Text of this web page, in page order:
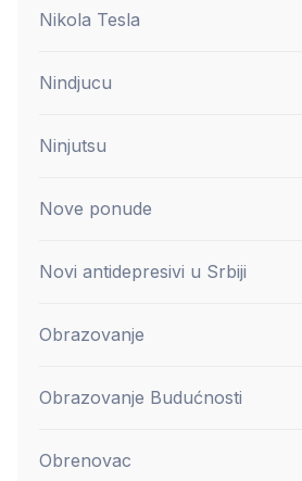
Nikola Tesla
Nindjucu
Ninjutsu
Nove ponude
Novi antidepresivi u Srbiji
Obrazovanje
Obrazovanje Budućnosti
Obrenovac